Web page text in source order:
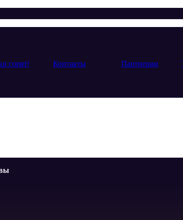
горят! Контакты Партнерам